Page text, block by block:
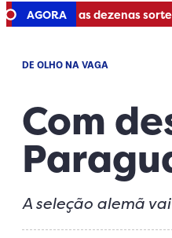
AGORA
as dezenas sorteadas •
DE OLHO NA VAGA
Com
A seleção alemã